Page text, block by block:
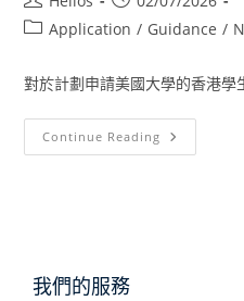
Application / Guidance /
對於計劃申請美國大學的香港
Continue Reading
我們的服務